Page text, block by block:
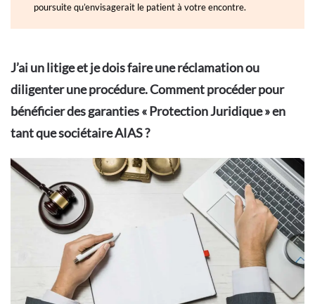
poursuite qu’envisagerait le patient à votre encontre.
J’ai un litige et je dois faire une réclamation ou
diligenter une procédure. Comment procéder pour
bénéficier des garanties « Protection Juridique » en
tant que sociétaire AIAS ?